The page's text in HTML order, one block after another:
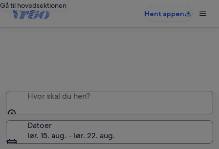
Gå til hovedsektionen
Hent appen
Hvor skal du hen?
Datoer
lør. 15. aug. - lør. 22. aug.